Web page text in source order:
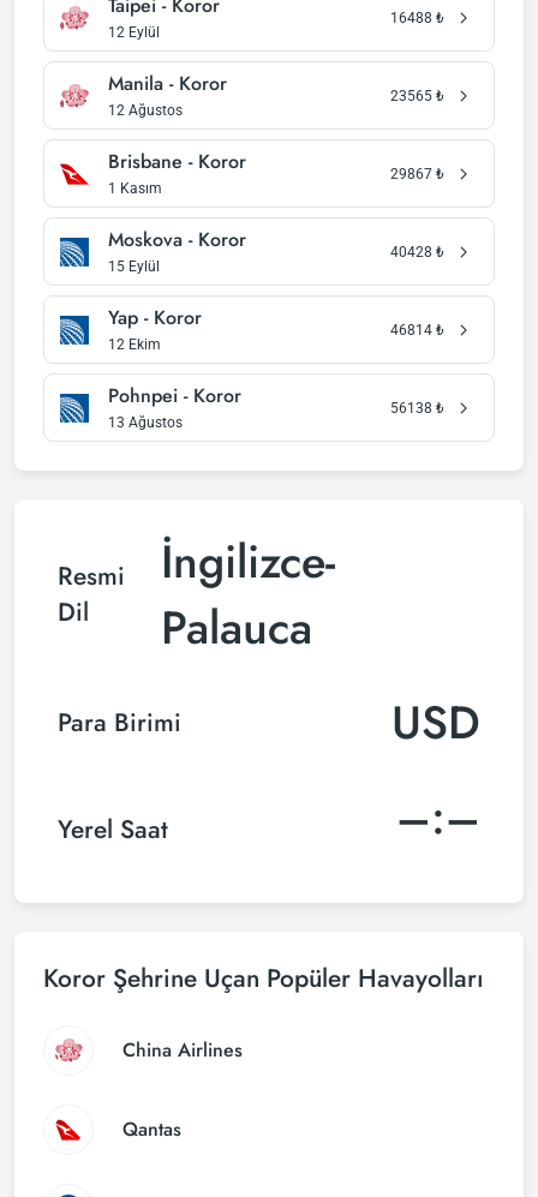
12 Eylül
16488 ₺
Manila - Koror
12 Ağustos
23565 ₺
Brisbane - Koror
1 Kasım
29867 ₺
Moskova - Koror
15 Eylül
40428 ₺
Yap - Koror
12 Ekim
46814 ₺
Pohnpei - Koror
13 Ağustos
56138 ₺
Resmi
Dil
İngilizce-
Palauca
Para Birimi USD
Yerel Saat –:–
Koror Şehrine Uçan Popüler Havayolları
China Airlines
Qantas